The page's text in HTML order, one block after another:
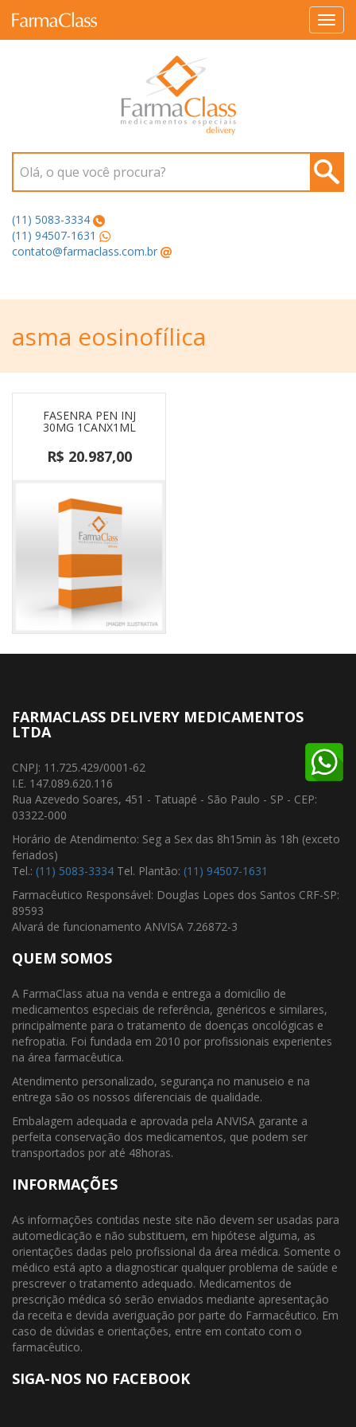
Olá, o que você procura?
(11) 5083-3334
(11) 94507-1631
contato@farmaclass.com.br
asma eosinofílica
FASENRA PEN INJ
30MG 1CANX1ML
R$ 20.987,00
FARMACLASS DELIVERY MEDICAMENTOS
LTDA
CNPJ: 11.725.429/0001-62
I.E. 147.089.620.116
Rua Azevedo Soares, 451 - Tatuapé - São Paulo - SP - CEP:
03322-000
Horário de Atendimento: Seg a Sex das 8h15min às 18h (exceto
feriados)
Tel.: (11) 5083-3334 Tel. Plantão: (11) 94507-1631
Farmacêutico Responsável: Douglas Lopes dos Santos CRF-SP:
89593
Alvará de funcionamento ANVISA 7.26872-3
QUEM SOMOS
A FarmaClass atua na venda e entrega a domicílio de
medicamentos especiais de referência, genéricos e similares,
principalmente para o tratamento de doenças oncológicas e
nefropatia. Foi fundada em 2010 por profissionais experientes
na área farmacêutica.
Atendimento personalizado, segurança no manuseio e na
entrega são os nossos diferenciais de qualidade.
Embalagem adequada e aprovada pela ANVISA garante a
perfeita conservação dos medicamentos, que podem ser
transportados por até 48horas.
INFORMAÇÕES
As informações contidas neste site não devem ser usadas para
automedicação e não substituem, em hipótese alguma, as
orientações dadas pelo profissional da área médica. Somente o
médico está apto a diagnosticar qualquer problema de saúde e
prescrever o tratamento adequado. Medicamentos de
prescrição médica só serão enviados mediante apresentação
da receita e devida averiguação por parte do Farmacêutico. Em
caso de dúvidas e orientações, entre em contato com o
farmacêutico.
SIGA-NOS NO FACEBOOK